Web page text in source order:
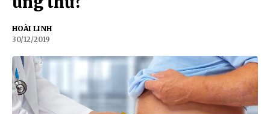
HOÀI LINH
30/12/2019